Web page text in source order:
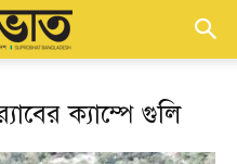
ক্যাম্পে গুলি